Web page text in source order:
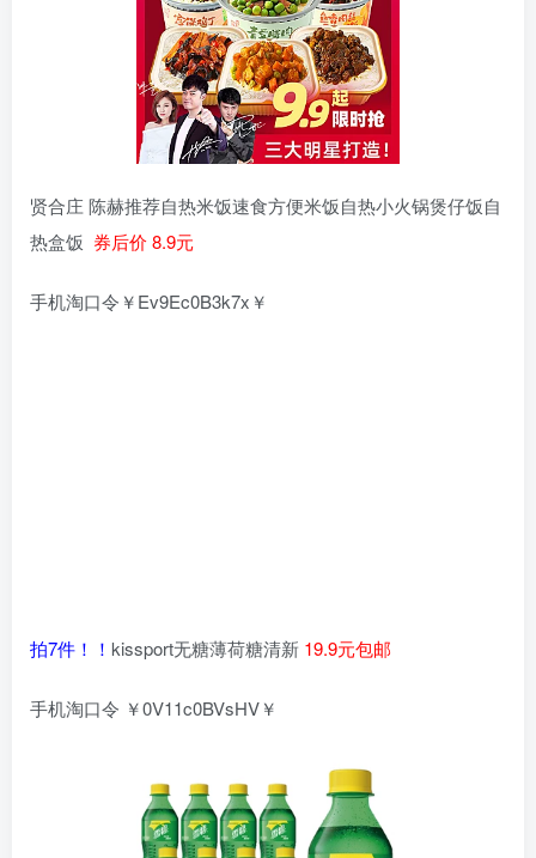
贤合庄 陈赫推荐自热米饭速食方便米饭自热小火锅煲仔饭自
热盒饭 券后价 8.9元
手机淘口令￥Ev9Ec0B3k7x￥
拍7件！！ kissport无糖薄荷糖清新 19.9元包邮
手机淘口令 ￥0V11c0BVsHV￥